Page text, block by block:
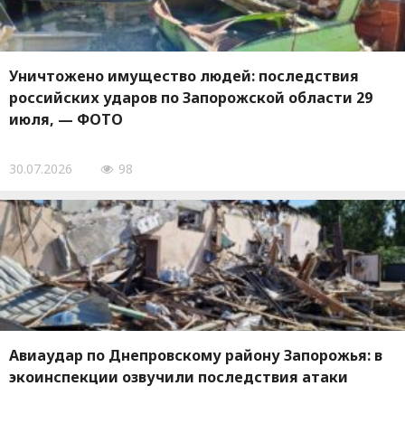
Уничтожено имущество людей: последствия
российских ударов по Запорожской области 29
июля, — ФОТО
30.07.2026 98
Авиаудар по Днепровскому району Запорожья: в
экоинспекции озвучили последствия атаки